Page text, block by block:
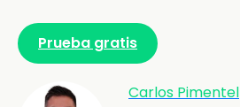
Prueba gratis
Carlos Pimentel